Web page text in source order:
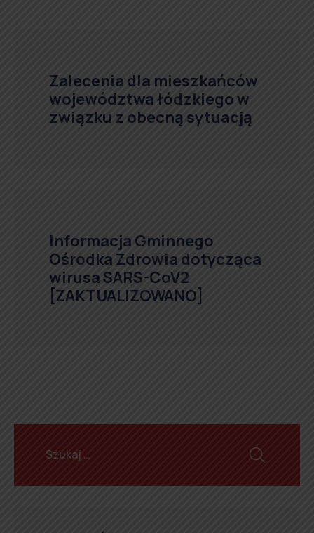
Zalecenia dla mieszkańców
województwa łódzkiego w
związku z obecną sytuacją
Informacja Gminnego
Ośrodka Zdrowia dotycząca
wirusa SARS-CoV2
[ZAKTUALIZOWANO]